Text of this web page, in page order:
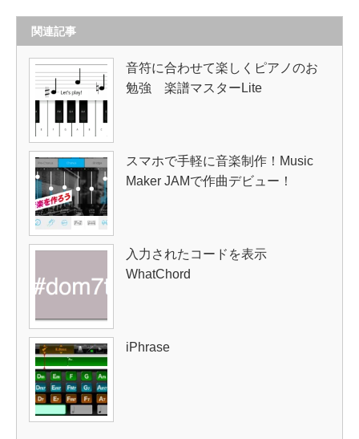
関連記事
音符に合わせて楽しくピアノのお
勉強 楽譜マスターLite
スマホで手軽に音楽制作！Music
Maker JAMで作曲デビュー！
入力されたコードを表示
WhatChord
iPhrase